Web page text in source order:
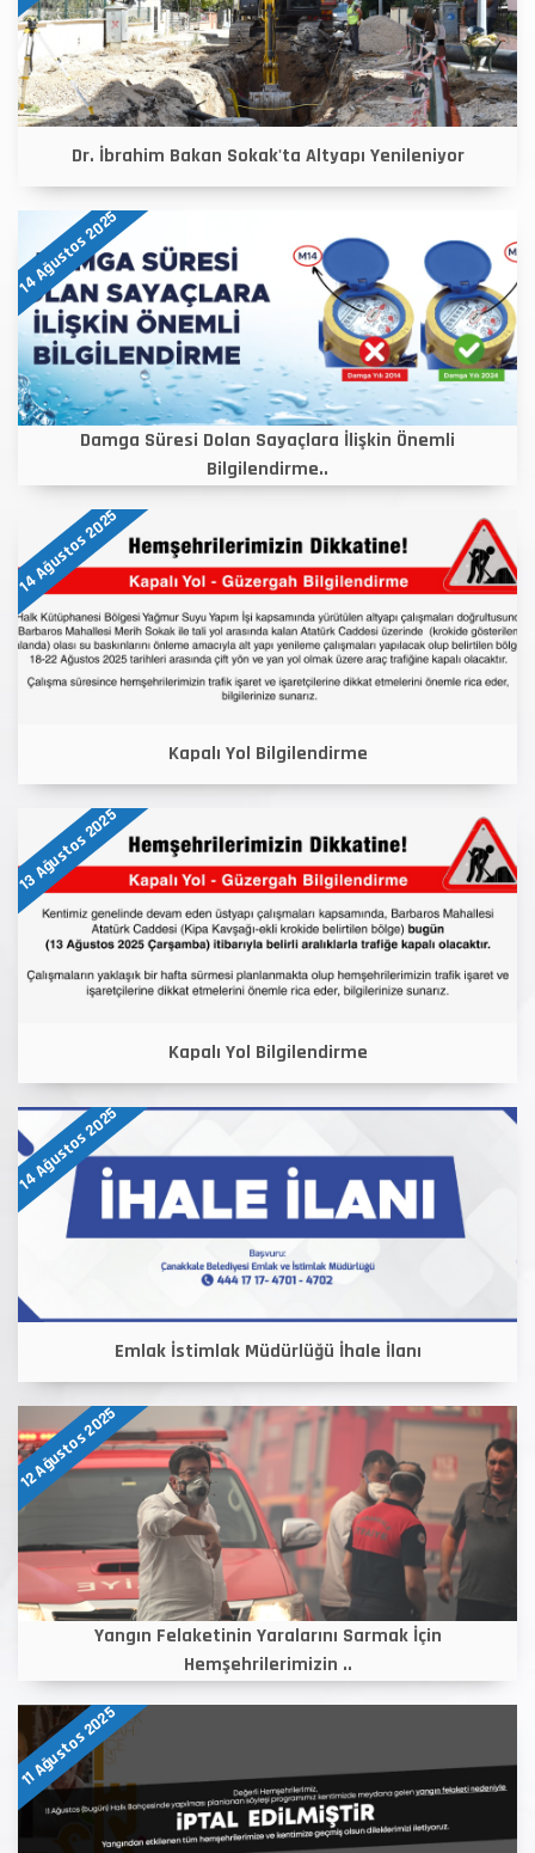
Dr. İbrahim Bakan Sokak'ta Altyapı Yenileniyor
14 Ağustos 2025
Damga Süresi Dolan Sayaçlara İlişkin Önemli
Bilgilendirme..
14 Ağustos 2025
Kapalı Yol Bilgilendirme
13 Ağustos 2025
Kapalı Yol Bilgilendirme
14 Ağustos 2025
Emlak İstimlak Müdürlüğü İhale İlanı
12 Ağustos 2025
Yangın Felaketinin Yaralarını Sarmak İçin
Hemşehrilerimizin ..
11 Ağustos 2025